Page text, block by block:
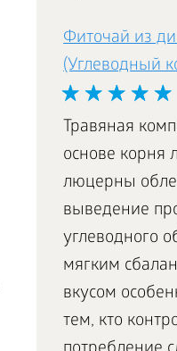
Фиточай из
(Углеводный
Травяная
основе корня
люцерны
выведение
углеводного
мягким
вкусом
тем, кто